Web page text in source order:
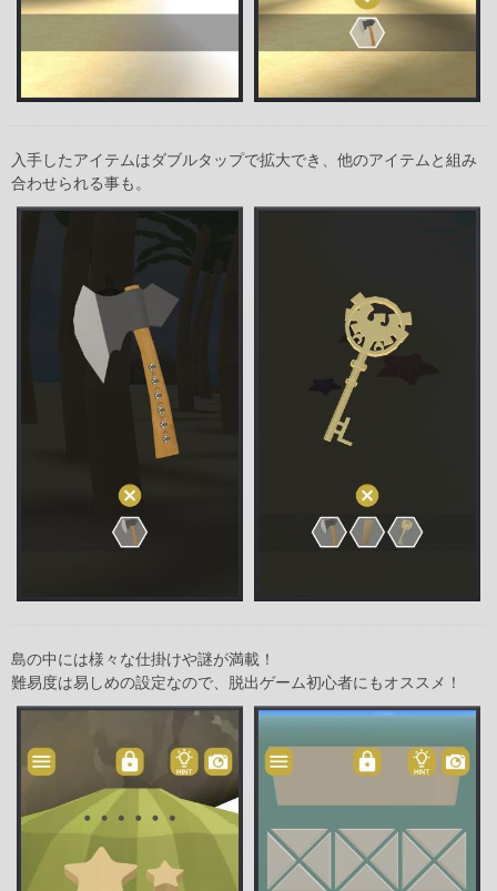
入手したアイテムはダブルタップで拡大でき、他のアイテムと組み
合わせられる事も。
島の中には様々な仕掛けや謎が満載！
難易度は易しめの設定なので、脱出ゲーム初心者にもオススメ！